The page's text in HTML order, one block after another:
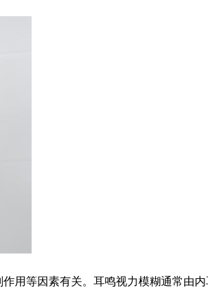
用等因素有关。耳鸣视力模糊通常由